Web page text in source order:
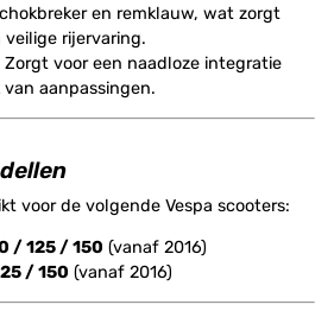
en remklauw, wat zorgt
rijervaring.
Zorgt voor een naadloze integratie
aanpassingen.
voor de volgende Vespa scooters:
/ 125 / 150 (vanaf 2016)
/ 150 (vanaf 2016)